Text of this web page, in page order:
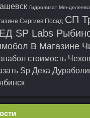
Гидролизат
Сергиев Посад СП
SP Labs
В Магазине
стоимость Чехов
Sp Дека